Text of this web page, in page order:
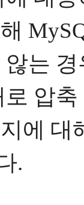
는
압
에 대
.